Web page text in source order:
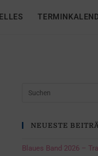
NEUESTE
Blaues Band 2026 –